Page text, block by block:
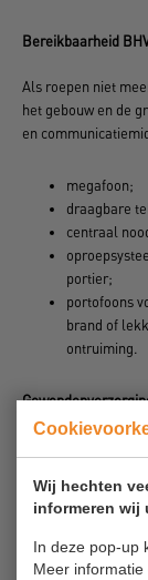
Wij hechten
informeren wij
In deze pop-up
Meer
Bereikbaarheid
Als roepen niet
het gebouw en de
en
megafoon;
draagbare
centraal
portier;
portofoons
brand of
ontruiming.
EHBO-
persoonlijke
AED.